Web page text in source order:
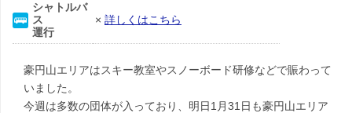
シャトルバ
ス
運行
× 詳しくはこちら
豪円山エリアはスキー教室やスノーボード研修などで賑わって
いました。
今週は多数の団体が入っており、明日1月31日も豪円山エリア